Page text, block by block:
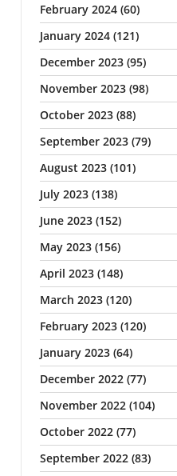
February 2024 (60)
January 2024 (121)
December 2023 (95)
November 2023 (98)
October 2023 (88)
September 2023 (79)
August 2023 (101)
July 2023 (138)
June 2023 (152)
May 2023 (156)
April 2023 (148)
March 2023 (120)
February 2023 (120)
January 2023 (64)
December 2022 (77)
November 2022 (104)
October 2022 (77)
September 2022 (83)